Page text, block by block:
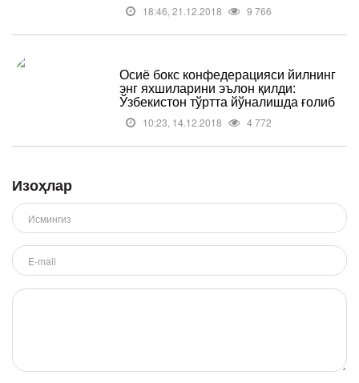
18:46, 21.12.2018 9 766
Осиё бокс конфедерацияси йилнинг
энг яхшиларини эълон қилди:
Ўзбекистон тўртта йўналишда ғолиб
10:23, 14.12.2018 4 772
Изоҳлар